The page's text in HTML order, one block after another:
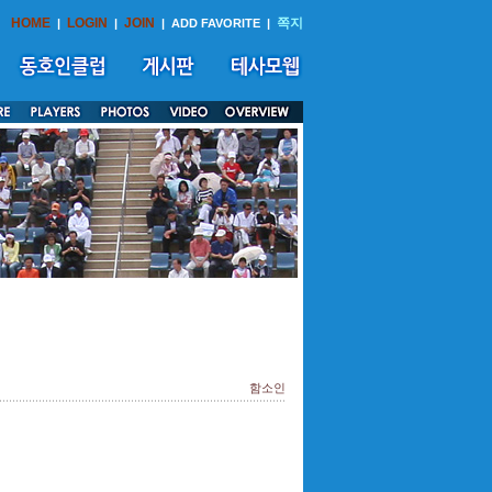
HOME | LOGIN | JOIN | ADD FAVORITE | 쪽지
함소인